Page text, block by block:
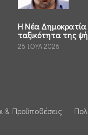
Η Νέα Δημοκρατία
ταξικότητα της
26 ΙΟΥΛ 2026
& Προϋποθέσεις